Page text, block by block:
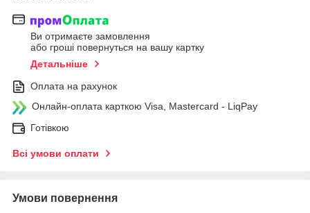
Ви отримаєте замовлення
або гроші повернуться на вашу картку
Детальніше
Оплата на рахунок
Онлайн-оплата карткою Visa, Mastercard - LiqPay
Готівкою
Всі умови оплати
Умови повернення